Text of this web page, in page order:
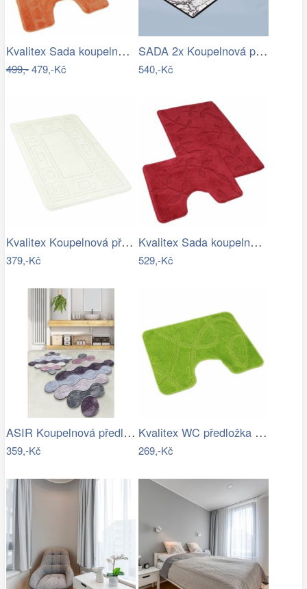
Kvalitex Sada koupelnových předložek…
499,-479,-Kč
SADA 2x Koupelnová předložka MARBLE 60…
540,-Kč
Kvalitex Koupelnová předložka Ornament…
379,-Kč
Kvalitex Sada koupelnových předložek…
529,-Kč
ASIR Koupelnová předložka CIRCLE…
359,-Kč
Kvalitex WC předložka Elipsy zelená, 60…
269,-Kč